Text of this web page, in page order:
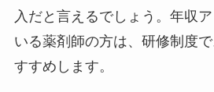
入だと言えるでしょう。年収
いる薬剤師の方は、研修制度
すすめします。